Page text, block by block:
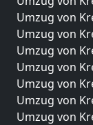
Umzug von
Umzug von
Umzug von
Umzug von
Umzug von
Umzug von
Umzug von